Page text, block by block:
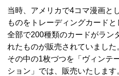
当時、アメリカで4コマ漫画と
ものをトレーディングカードと
全部で200種類のカードがラン
れたものが販売されていました
その中の1枚づつを「ヴィンテ
ション」では、販売いたします